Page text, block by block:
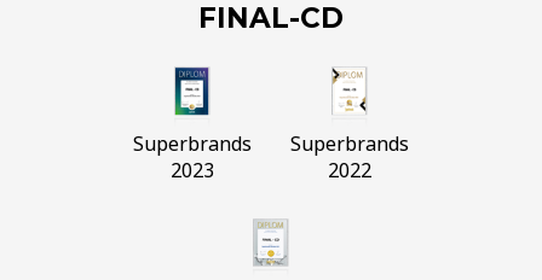
FINAL-CD
Superbrands
2023
Superbrands
2022